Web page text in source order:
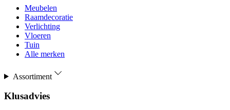
Meubelen
Raamdecoratie
Verlichting
Vloeren
Tuin
Alle merken
Assortiment
Klusadvies